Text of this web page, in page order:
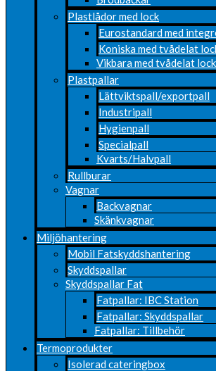
Plastlådor med lock
Eurostandard med
Koniska med tvådelat
Vikbara med tvådelat lock
Plastpallar
Lättviktspall/exportpall
Industripall
Hygienpall
Specialpall
Kvarts/Halvpall
Rullburar
Vagnar
Backvagnar
Skänkvagnar
Miljöhantering
Mobil Fatskyddshantering
Skyddspallar
Skyddspallar Fat
Fatpallar: IBC Station
Fatpallar: Skyddspallar
Fatpallar: Tillbehör
Termoprodukter
Isolerad cateringbox